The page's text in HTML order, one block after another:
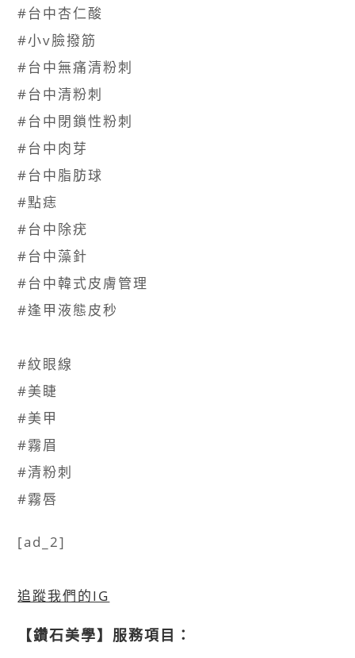
#台中杏仁酸​
#小v臉撥筋​
#台中無痛清粉刺​
#台中清粉刺 ​
#台中閉鎖性粉刺​
#台中肉芽​
#台中脂肪球​
#點痣​
#台中除疣​
#台中藻針​
#台中韓式皮膚管理 ​
#逢甲液態皮秒​
#紋眼線​
#美睫​
#美甲​
#霧眉​
#清粉刺​
#霧唇
[ad_2]
追蹤我們的IG
【鑽石美學】服務項目：